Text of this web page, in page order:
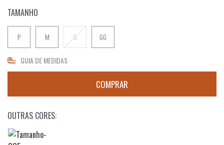
TAMANHO
P M G GG
GUIA DE MEDIDAS
OUTRAS CORES: